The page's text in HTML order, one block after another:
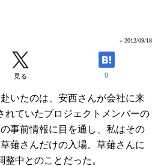
» 2012/09/18
見る 0
いたのは、安西さんが会社に来
れていたプロジェクトメンバーの
事前情報に目を通し、私はその
薙さんだけの入場。草薙さんに
中とのことだった。